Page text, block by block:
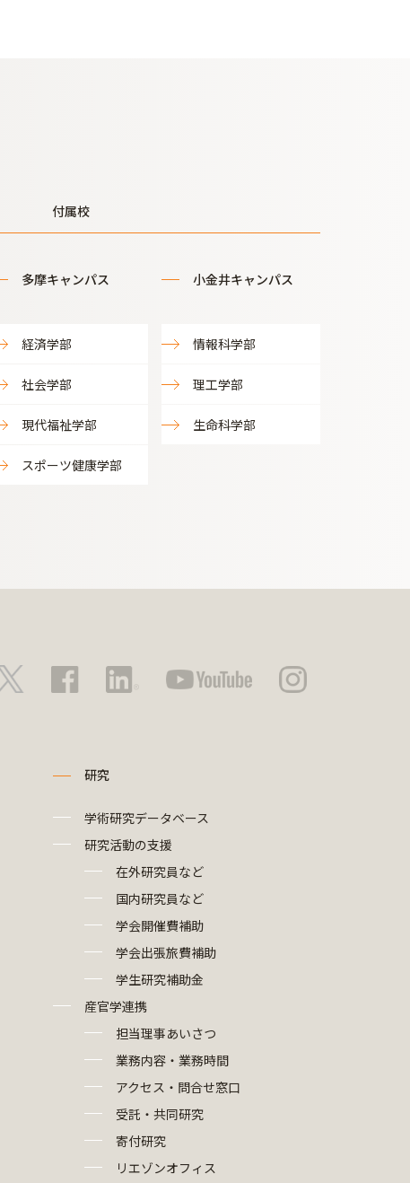
付属校
多摩キャンパス
経済学部
社会学部
現代福祉学部
スポーツ健康学部
小金井キャンパス
情報科学部
理工学部
生命科学部
研究
学術研究データベース
研究活動の支援
在外研究員など
国内研究員など
学会開催費補助
学会出張旅費補助
学生研究補助金
産官学連携
担当理事あいさつ
業務内容・業務時間
アクセス・問合せ窓口
受託・共同研究
寄付研究
リエゾンオフィス